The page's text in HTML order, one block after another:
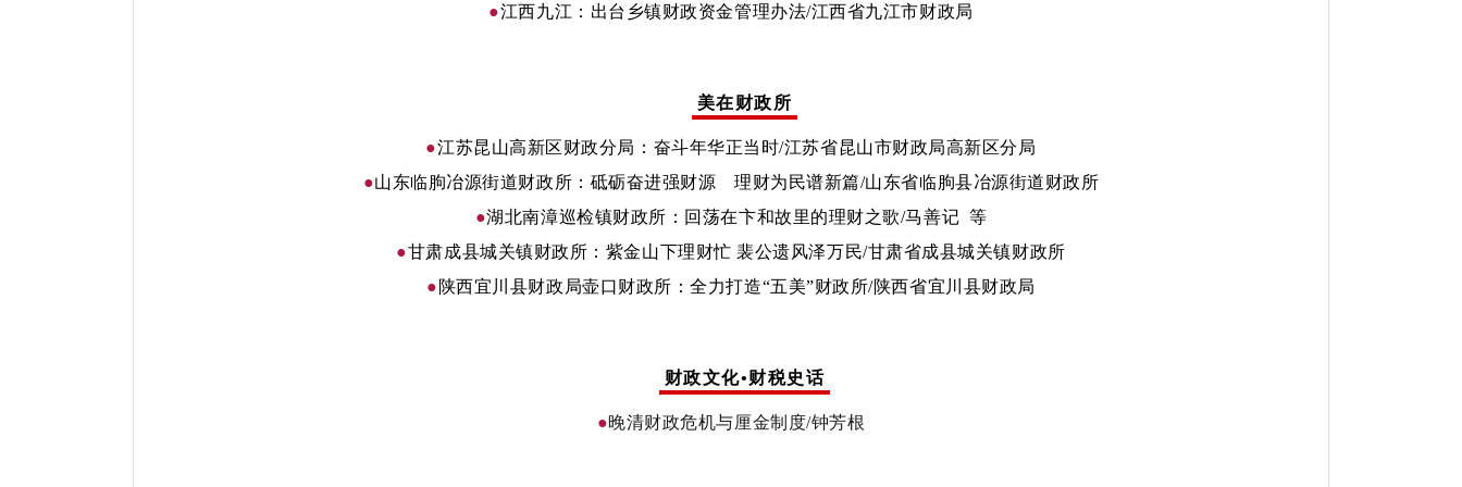
●江西九江：出台乡镇财政资金管理办法/江西省九江市财政局
美在财政所
●江苏昆山高新区财政分局：奋斗年华正当时/江苏省昆山市财政局高新区分局
●山东临朐冶源街道财政所：砥砺奋进强财源 理财为民谱新篇/山东省临朐县冶源街道财政所
●湖北南漳巡检镇财政所：回荡在卞和故里的理财之歌/马善记 等
●甘肃成县城关镇财政所：紫金山下理财忙 裴公遗风泽万民/甘肃省成县城关镇财政所
● 陕西宜川县财政局壶口财政所：全力打造“五美”财政所/陕西省宜川县财政局
财政文化•财税史话
●晚清财政危机与厘金制度/钟芳根